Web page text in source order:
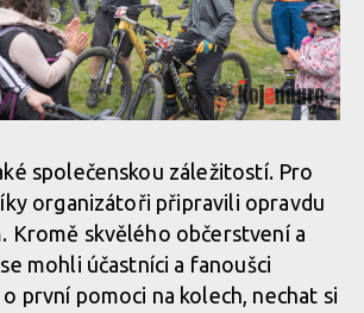
společenskou záležitostí. Pro
organizátoři připravili opravdu
Kromě skvělého občerstvení a
mohli účastníci a fanoušci
první pomoci na kolech, nechat si